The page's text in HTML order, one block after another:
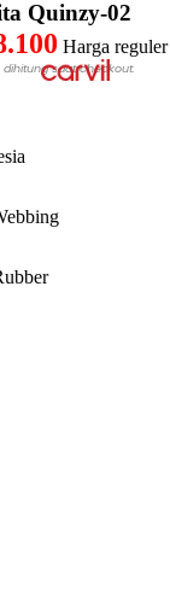
Quinzy-02
Harga reguler
saat checkout.